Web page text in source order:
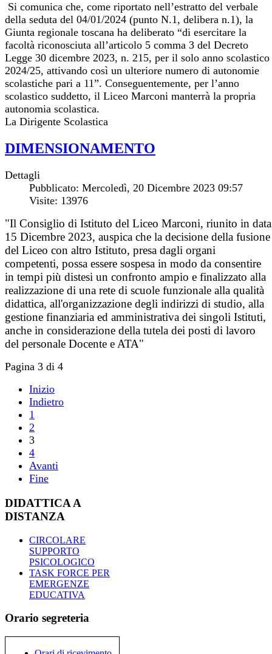
Si comunica che, come riportato nell’estratto del verbale
della seduta del 04/01/2024 (punto N.1, delibera n.1), la
Giunta regionale toscana ha deliberato “di esercitare la
facoltà riconosciuta all’articolo 5 comma 3 del Decreto
Legge 30 dicembre 2023, n. 215, per il solo anno scolastico
2024/25, attivando così un ulteriore numero di autonomie
scolastiche pari a 11”. Conseguentemente, per l’anno
scolastico suddetto, il Liceo Marconi manterrà la propria
autonomia scolastica.
La Dirigente Scolastica
DIMENSIONAMENTO
Dettagli
Pubblicato: Mercoledì, 20 Dicembre 2023 09:57
Visite: 13976
"Il Consiglio di Istituto del Liceo Marconi, riunito in data
15 Dicembre 2023, auspica che la decisione della fusione
del Liceo con altro Istituto, presa dagli organi
competenti, possa essere sospesa in modo da consentire
in tempi più distesi un confronto ampio e finalizzato alla
realizzazione di una rete di scuole funzionale alla qualità
didattica, all'organizzazione degli indirizzi di studio, alla
gestione finanziaria ed amministrativa dei singoli Istituti,
anche in considerazione della tutela dei posti di lavoro
del personale Docente e ATA"
Pagina 3 di 4
Inizio
Indietro
1
2
3
4
Avanti
Fine
DIDATTICA A
DISTANZA
CIRCOLARE
SUPPORTO
PSICOLOGICO
TASK FORCE PER
EMERGENZE
EDUCATIVA
Orario segreteria